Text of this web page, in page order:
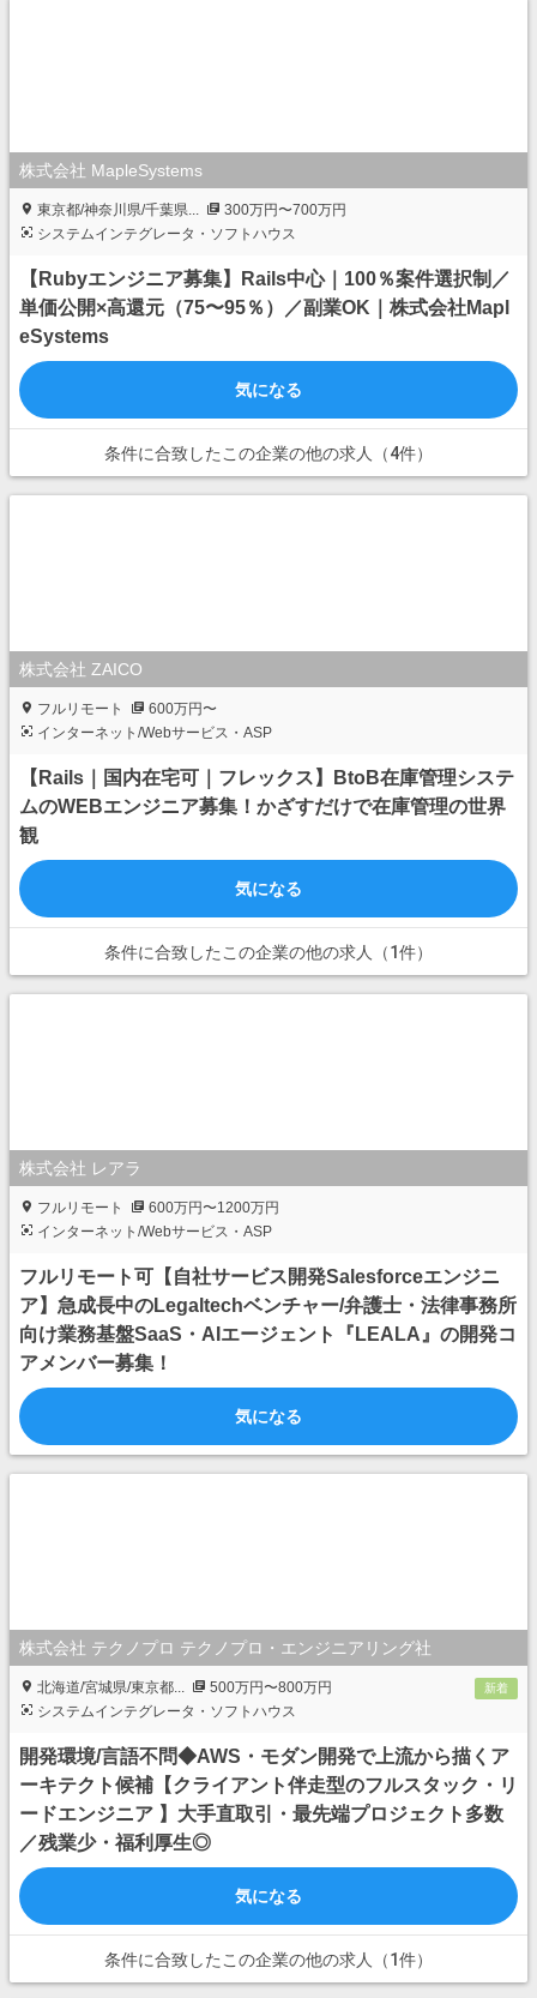
株式会社 MapleSystems
東京都/神奈川県/千葉県...
300万円〜700万円
システムインテグレータ・ソフトハウス
【Rubyエンジニア募集】Rails中心｜100％案件選択制／
単価公開×高還元（75〜95％）／副業OK｜株式会社Mapl
eSystems
気になる
条件に合致したこの企業の他の求人（4件）
株式会社 ZAICO
フルリモート
600万円〜
インターネット/Webサービス・ASP
【Rails｜国内在宅可｜フレックス】BtoB在庫管理システ
ムのWEBエンジニア募集！かざすだけで在庫管理の世界
観
気になる
条件に合致したこの企業の他の求人（1件）
株式会社 レアラ
フルリモート
600万円〜1200万円
インターネット/Webサービス・ASP
フルリモート可【自社サービス開発Salesforceエンジニ
ア】急成長中のLegaltechベンチャー/弁護士・法律事務所
向け業務基盤SaaS・AIエージェント『LEALA』の開発コ
アメンバー募集！
気になる
株式会社 テクノプロ テクノプロ・エンジニアリング社
新着
北海道/宮城県/東京都...
500万円〜800万円
システムインテグレータ・ソフトハウス
開発環境/言語不問◆AWS・モダン開発で上流から描くア
ーキテクト候補【クライアント伴走型のフルスタック・リ
ードエンジニア 】大手直取引・最先端プロジェクト多数
／残業少・福利厚生◎
気になる
条件に合致したこの企業の他の求人（1件）